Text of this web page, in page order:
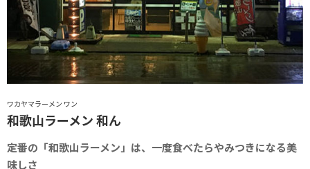
ワカヤマラーメン ワン
和歌山ラーメン 和ん
定番の「和歌山ラーメン」は、一度食べたらやみつきになる美
味しさ